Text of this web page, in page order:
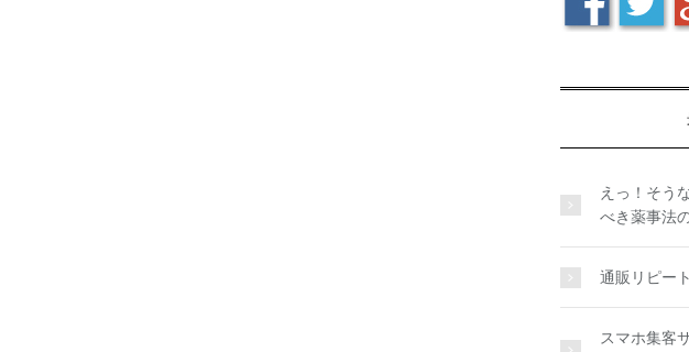
えっ！そう
べき薬事法
通販リピー
スマホ集客